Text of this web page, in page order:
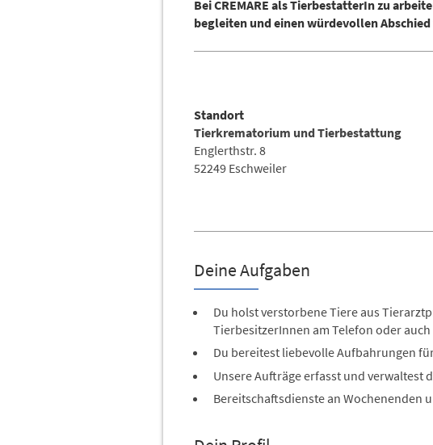
Bei CREMARE als TierbestatterIn zu
begleiten und einen würdevollen
Standort
Tierkrematorium und Tierbestattung
Englerthstr. 8
52249 Eschweiler
Deine Aufgaben
Du holst verstorbene Tiere aus
TierbesitzerInnen am Telefon oder
Du bereitest liebevolle Aufbahrungen
Unsere Aufträge erfasst und verwaltest
Bereitschaftsdienste an Wochenenden